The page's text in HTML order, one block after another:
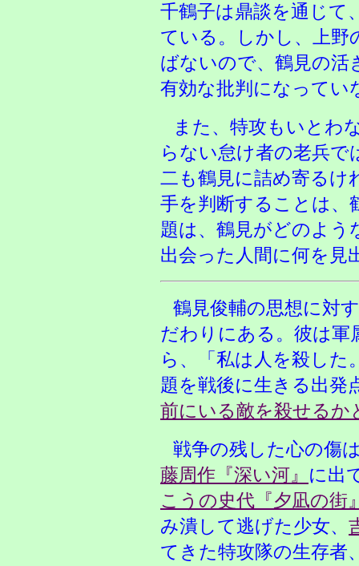
千鶴子は鼎談を通じて
ている。しかし、上野
ばないので、鶴見の活
有効な批判になってい
また、特攻もいとわ
らない怠け者の老兵
二も鶴見に詰め寄るけ
手を判断することは、
題は、鶴見がどのよう
出会った人間に何を見
鶴見俊輔の思想に対
だわりにある。彼は軍
ら、「私は人を殺し
題を戦後に生きる出発
前にいる敵を殺せるか
戦争の残した心の傷
藤周作『深い河』 に出
こうの史代『夕凪の街
み潰して逃げた少女、
てきた特攻隊の生存者